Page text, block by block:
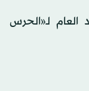
لـ«الحرس